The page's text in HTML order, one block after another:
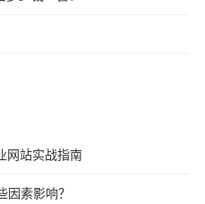
网站实战指南
素影响？